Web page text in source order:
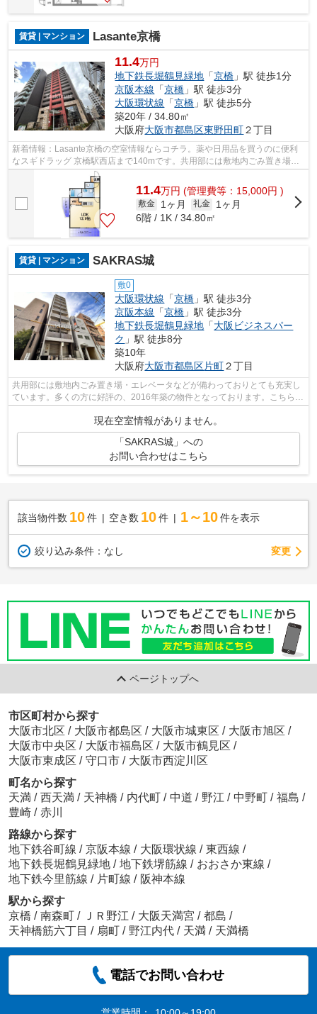
賃貸 | マンション Lasante京橋
11.4万円
地下鉄長堀鶴見緑地 「京橋 」駅 徒歩1分
京阪本線 「京橋 」駅 徒歩3分
大阪環状線 「京橋 」駅 徒歩5分
築20年 / 34.80㎡
大阪府大阪市都島区東野田町２丁目
新着情報：Lasante京橋の空室情報ならコチラ。薬や日用品を買うのに便利
なスギドラッグ 京橋駅西店まで140mです。共用部には敷地内ごみ置き場・
エレベータ2基など様々な設備やサービス...
11.4万円 (管理費等：15,000円 )
敷金 1ヶ月 礼金
1ヶ月
6階 / 1K / 34.80㎡
賃貸 | マンション SAKRAS城
敷0
大阪環状線 「京橋 」駅 徒歩3分
京阪本線 「京橋 」駅 徒歩3分
地下鉄長堀鶴見緑地 「大阪ビジネスパー
ク 」駅 徒歩8分
築10年
大阪府大阪市都島区片町２丁目
共用部には敷地内ごみ置き場・エレベータなどが備わっておりとても充実し
ています。多くの方に好評の、2016年築の物件となっております。こちらは
現在空室情報がありません。
「SAKRAS城」への
お問い合わせはこちら
該当物件数 10件 空き数 10 件 1～10 件を表示
絞り込み条件： なし 変更
ページトップへ
市区町村から探す
大阪市北区 / 大阪市都島区 / 大阪市城東区 / 大阪市旭区 /
大阪市中央区 / 大阪市福島区 / 大阪市鶴見区 /
大阪市東成区 / 守口市 / 大阪市西淀川区
町名から探す
天満 / 西天満 / 天神橋 / 内代町 / 中道 / 野江 / 中野町 / 福島 /
豊崎 / 赤川
路線から探す
地下鉄谷町線 / 京阪本線 / 大阪環状線 / 東西線 /
地下鉄長堀鶴見緑地 / 地下鉄堺筋線 / おおさか東線 /
地下鉄今里筋線 / 片町線 / 阪神本線
駅から探す
京橋 / 南森町 / ＪＲ野江 / 大阪天満宮 / 都島 /
天神橋筋六丁目 / 扇町 / 野江内代 / 天満 / 天満橋
電話でお問い合わせ